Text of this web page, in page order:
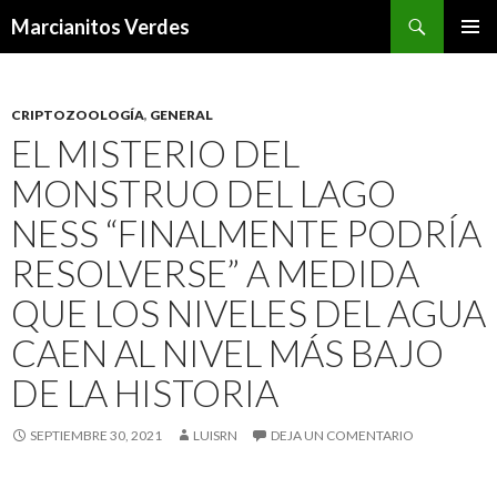
Marcianitos Verdes
CRIPTOZOOLOGÍA, GENERAL
EL MISTERIO DEL
MONSTRUO DEL LAGO
NESS “FINALMENTE PODRÍA
RESOLVERSE” A MEDIDA
QUE LOS NIVELES DEL AGUA
CAEN AL NIVEL MÁS BAJO
DE LA HISTORIA
SEPTIEMBRE 30, 2021 LUISRN DEJA UN COMENTARIO